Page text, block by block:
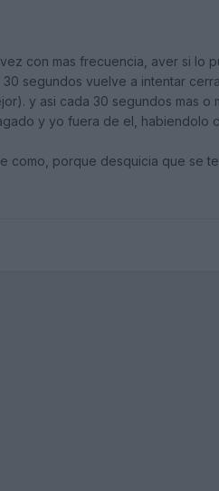
con mas frecuencia, aver si lo
segundos vuelve a intentar
y asi cada 30 segundos mas
y yo fuera de el, habiendolo
como, porque desquicia que se